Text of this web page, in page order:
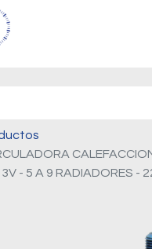
- 5 A 9 RADIADORES -